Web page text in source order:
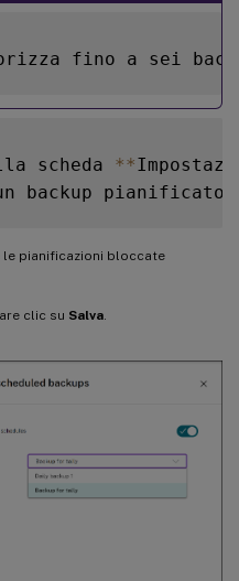
fino a sei
scheda
**
backup pianificato
le pianificazioni bloccate
clic su Salva